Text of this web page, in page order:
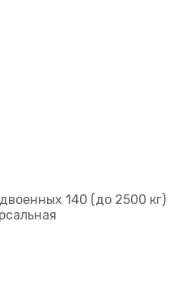
140 (до 2500 кг)